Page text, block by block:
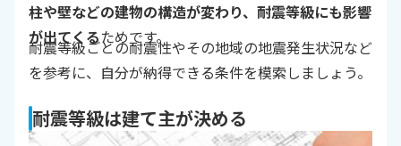
柱や壁などの建物の構造が変わり、耐震等級にも影響
が出てくるためです。
耐震等級ごとの耐震性やその地域の地震発生状況など
を参考に、自分が納得できる条件を模索しましょう。
耐震等級は建て主が決める